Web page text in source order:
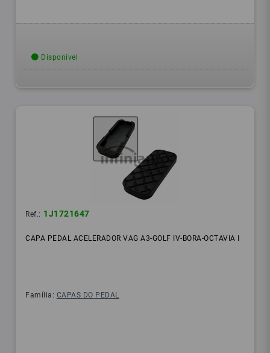
Disponível
Ref.: 1J1721647
CAPA PEDAL ACELERADOR VAG A3-GOLF IV-BORA-OCTAVIA I
Família: CAPAS DO PEDAL